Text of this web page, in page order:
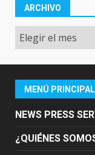
ARCHIVO
Archivo
MENÚ PRINCIPAL
NEWS PRESS
¿QUIÉNES